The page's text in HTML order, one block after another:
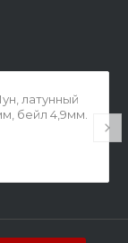
латунный
бейл 4,9мм.